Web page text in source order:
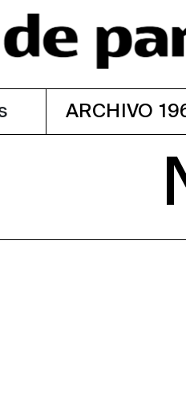
ARCHIVO